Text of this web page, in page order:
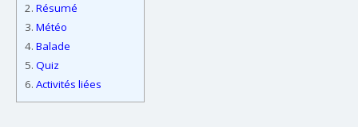
2. Résumé
3. Météo
4. Balade
5. Quiz
6. Activités liées